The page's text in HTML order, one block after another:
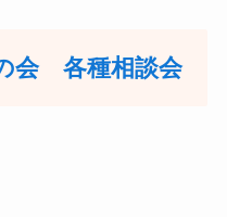
会 各種相談会